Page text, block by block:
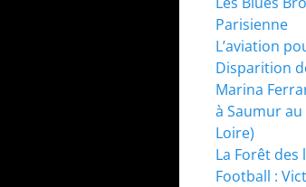
Parisienne
L’aviation
Disparition
Marina
à Saumur
Loire)
La Forêt des
Football :